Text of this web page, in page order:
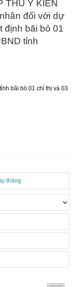
THU Ý KIẾN
đối với dự
định bãi bỏ 01
tỉnh
bãi bỏ 01 chỉ thị và 03
tháng